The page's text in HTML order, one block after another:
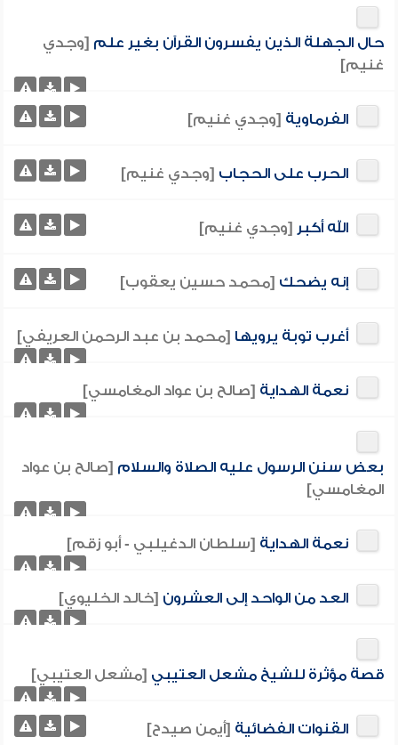
حال الجهلة الذين يفسرون القرآن بغير علم [وجدي
غنيم]
الفرماوية [وجدي غنيم]
الحرب على الحجاب [وجدي غنيم]
الله أكبر [وجدي غنيم]
إنه يضحك [محمد حسين يعقوب]
أغرب توبة يرويها [محمد بن عبد الرحمن العريفي]
نعمة الهداية [صالح بن عواد المغامسي]
بعض سنن الرسول عليه الصلاة والسلام [صالح بن عواد
المغامسي]
نعمة الهداية [سلطان الدغيلبي - أبو زقم]
العد من الواحد إلى العشرون [خالد الخليوي]
قصة مؤثرة للشيخ مشعل العتيبي [مشعل العتيبي]
القنوات الفضائية [أيمن صيدح]